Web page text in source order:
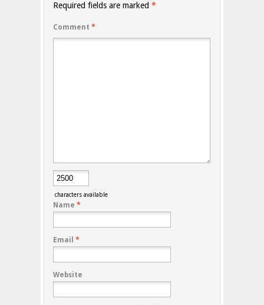
Required fields are marked *
Comment *
characters available
Name *
Email *
Website